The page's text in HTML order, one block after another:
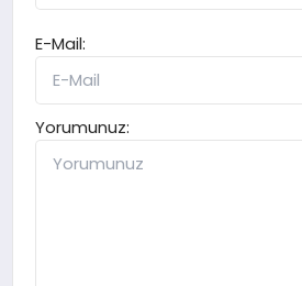
E-Mail:
Yorumunuz: